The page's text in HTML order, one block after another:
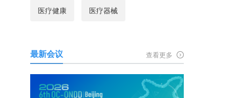
医疗健康 医疗器械
最新会议 查看更多